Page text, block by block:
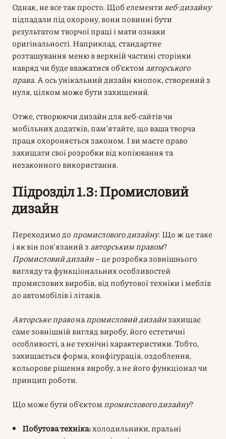
Однак, не все так просто. Щоб елементи веб-дизайну
підпадали під охорону, вони повинні бути
результатом творчої праці і мати ознаки
оригінальності. Наприклад, стандартне
розташування меню в верхній частині сторінки
навряд чи буде вважатися об’єктом авторського
права. А ось унікальний дизайн кнопок, створений з
нуля, цілком може бути захищений.
Отже, створюючи дизайн для веб-сайтів чи
мобільних додатків, пам’ятайте, що ваша творча
праця охороняється законом. І ви маєте право
захищати свої розробки від копіювання та
незаконного використання.
Підрозділ 1.3: Промисловий
дизайн
Переходимо до промислового дизайну. Що ж це таке
і як він пов’язаний з авторським правом?
Промисловий дизайн– це розробка зовнішнього
вигляду та функціональних особливостей
промислових виробів, від побутової техніки і меблів
до автомобілів і літаків.
Авторське правона промисловий дизайнзахищає
саме зовнішній вигляд виробу, його естетичні
особливості, а не технічні характеристики. Тобто,
захищається форма, конфігурація, оздоблення,
кольорове рішення виробу, а не його функціонал чи
принцип роботи.
Що може бути об’єктом промислового дизайну?
Побутова техніка:холодильники, пральні